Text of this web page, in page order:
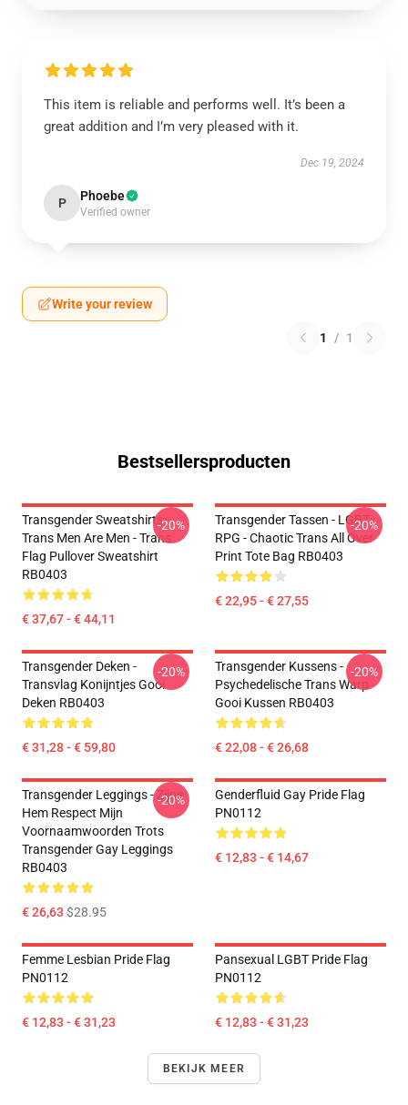
This item is reliable and performs well. It’s been a
great addition and I’m very pleased with it.
Dec 19, 2024
P Phoebe
Verified owner
Write your review
1 / 1
Bestsellersproducten
Transgender Sweatshirts -
Trans Men Are Men - Trans
Flag Pullover Sweatshirt
RB0403
€ 37,67 - € 44,11
-20%
Transgender Tassen - LGBT
RPG - Chaotic Trans All Over
Print Tote Bag RB0403
€ 22,95 - € 27,55
-20%
Transgender Deken -
Transvlag Konijntjes Gooi
Deken RB0403
€ 31,28 - € 59,80
-20%
Transgender Kussens -
Psychedelische Trans Warp
Gooi Kussen RB0403
€ 22,08 - € 26,68
-20%
Transgender Leggings - Zijne
Hem Respect Mijn
Voornaamwoorden Trots
Transgender Gay Leggings
RB0403
€ 26,63 $28.95
-20%
Genderfluid Gay Pride Flag
PN0112
€ 12,83 - € 14,67
Femme Lesbian Pride Flag
PN0112
€ 12,83 - € 31,23
Pansexual LGBT Pride Flag
PN0112
€ 12,83 - € 31,23
BEKIJK MEER